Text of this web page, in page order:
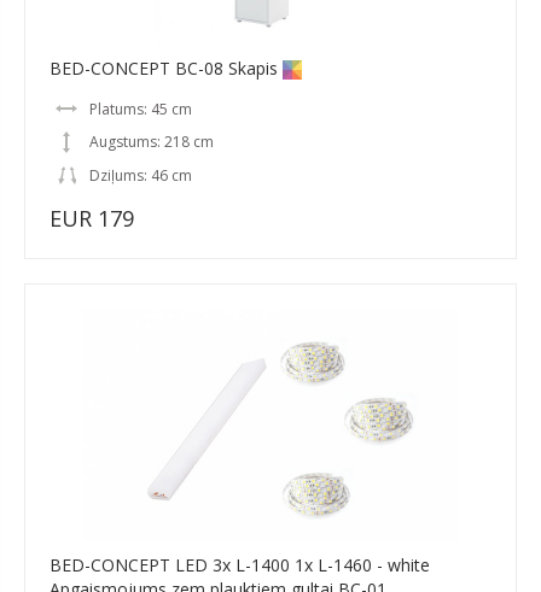
BED-CONCEPT BC-08 Skapis
Platums: 45 cm
Augstums: 218 cm
Dziļums: 46 cm
EUR 179
BED-CONCEPT LED 3x L-1400 1x L-1460 - white